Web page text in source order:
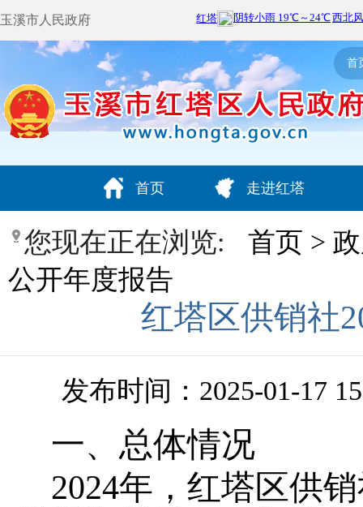
玉溪市人民政府
首
首页 走进红塔
您现在正在浏览: 首页 >
公开年度报告
红塔区供销社
发布时间：2025-01-17
一、总体情况
2024年， 红塔区供